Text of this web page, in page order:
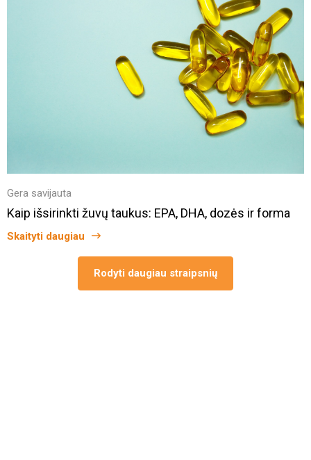
Gera savijauta
Kaip išsirinkti žuvų taukus: EPA, DHA, dozės ir forma
Skaityti daugiau
Rodyti daugiau straipsnių